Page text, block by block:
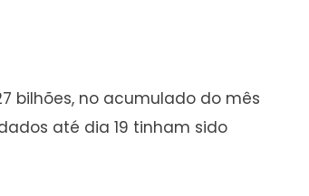
bilhões, no acumulado do mês
até dia 19 tinham sido